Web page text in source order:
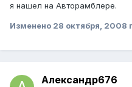
я нашел на Авторамблере.
Изменено 28 октября, 2008
Александр676